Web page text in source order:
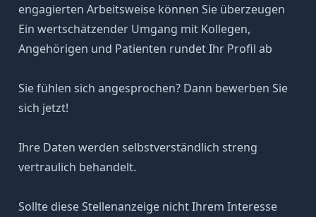
engagierten Arbeitsweise können Sie überzeugen
Ein wertschätzender Umgang mit Kollegen,
Angehörigen und Patienten rundet Ihr Profil ab
Sie fühlen sich angesprochen? Dann bewerben Sie
sich jetzt!
Ihre Daten werden selbstverständlich streng
vertraulich behandelt.
Sollte diese Stellenanzeige nicht Ihrem Interesse